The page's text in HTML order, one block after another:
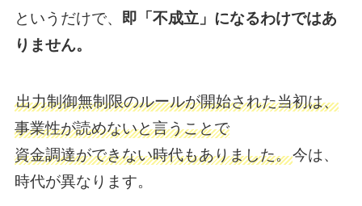
というだけで、
即「不成立」になるわけではあ
りません。
出力制御無制限のルールが開始された当初は、
事業性が読めないと言うことで
資金調達ができない時代もありました。今は、
時代が異なります。